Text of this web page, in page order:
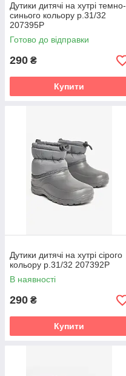
Дутики дитячі на хутрі темно-
синього кольору р.31/32
207395P
Готово до відправки
290 ₴
Купити
Дутики дитячі на хутрі сірого
кольору р.31/32 207392P
В наявності
290 ₴
Купити